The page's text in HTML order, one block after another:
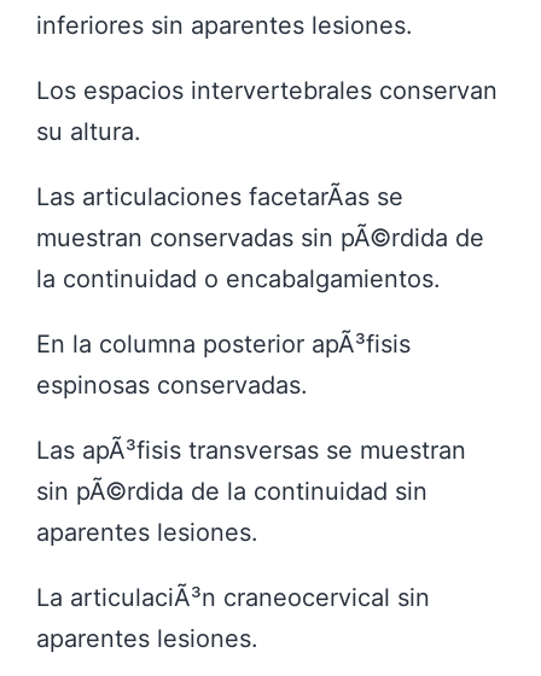
inferiores sin aparentes lesiones.
Los espacios intervertebrales conservan
su altura.
Las articulaciones facetarÃ­as se
muestran conservadas sin pÃ©rdida de
la continuidad o encabalgamientos.
En la columna posterior apÃ³fisis
espinosas conservadas.
Las apÃ³fisis transversas se muestran
sin pÃ©rdida de la continuidad sin
aparentes lesiones.
La articulaciÃ³n craneocervical sin
aparentes lesiones.